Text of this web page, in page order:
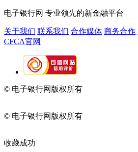
电子银行网 专业领先的新金融平台
关于我们 联系我们 合作媒体 商务合作
CFCA官网
© 电子银行网版权所有
© 电子银行网版权所有
收藏成功